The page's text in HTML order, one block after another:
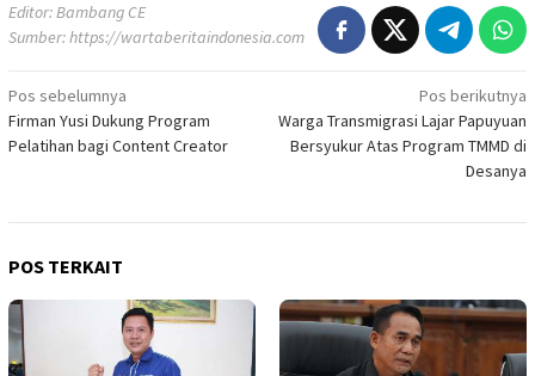
Editor: Bambang CE
Sumber:https://wartaberitaindonesia.com
Navigasi
pos
Pos sebelumnya
Firman Yusi Dukung Program
Pelatihan bagi Content Creator
Pos berikutnya
Warga Transmigrasi Lajar Papuyuan
Bersyukur Atas Program TMMD di
Desanya
POS TERKAIT